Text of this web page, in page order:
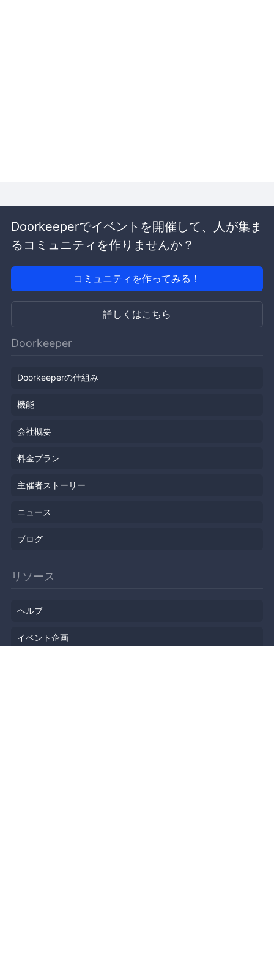
Doorkeeperでイベントを開催して、人が集ま
るコミュニティを作りませんか？
コミュニティを作ってみる！
詳しくはこちら
Doorkeeper
Doorkeeperの仕組み
機能
会社概要
料金プラン
主催者ストーリー
ニュース
ブログ
リソース
ヘルプ
イベント企画